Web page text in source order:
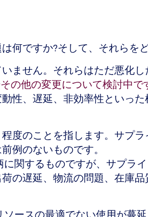
何ですか?そして、それらを
ません。それらはただ悪化
の他の変更について検討中で
性、遅延、非効率性といっ
度のことを指します。サプ
例のないものです。
関するものですが、サプラ
の遅延、物流の問題、在庫
ースの最適でない使用が蔓